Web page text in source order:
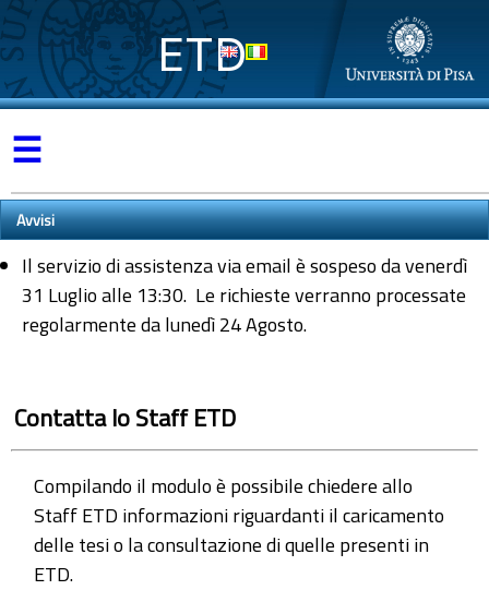
ETD
☰
Avvisi
Il servizio di assistenza via email è sospeso da venerdì
31 Luglio alle 13:30. Le richieste verranno processate
regolarmente da lunedì 24 Agosto.
Contatta lo Staff ETD
Compilando il modulo è possibile chiedere allo
Staff ETD informazioni riguardanti il caricamento
delle tesi o la consultazione di quelle presenti in
ETD.